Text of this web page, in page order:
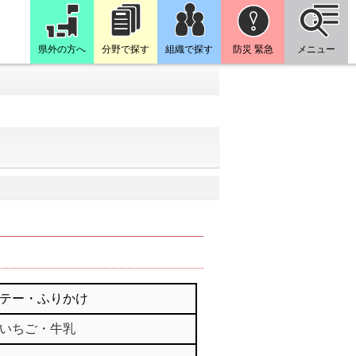
県外の方へ 分野で探す 組織で探す 防災 緊急 メニュー
ー・ふりかけ
ちご・牛乳